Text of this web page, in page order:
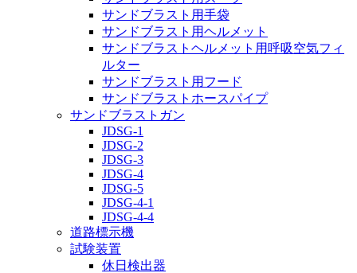
サンドブラスト用手袋
サンドブラスト用ヘルメット
サンドブラストヘルメット用呼吸空気フィ
ルター
サンドブラスト用フード
サンドブラストホースパイプ
サンドブラストガン
JDSG-1
JDSG-2
JDSG-3
JDSG-4
JDSG-5
JDSG-4-1
JDSG-4-4
道路標示機
試験装置
休日検出器